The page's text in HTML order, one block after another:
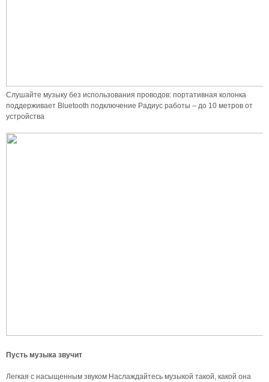
Слушайте музыку без использования проводов: портативная колонка
поддерживает Bluetooth подключение Радиус работы – до 10 метров от
устройства
Пусть музыка звучит
Легкая с насыщенным звуком Наслаждайтесь музыкой такой, какой она